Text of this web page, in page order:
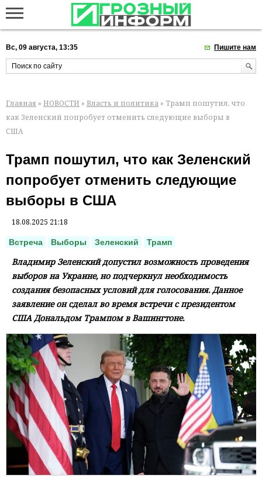
Вс, 09 августа, 13:35 Пишите нам
Главная » НОВОСТИ » Власть и политика » Трамп пошутил, что
как Зеленский попробует отменить следующие выборы в
США
Трамп пошутил, что как Зеленский
попробует отменить следующие
выборы в США
18.08.2025 21:18
Встреча Выборы Зеленский Трамп
Владимир Зеленский допустил возможность проведения
выборов на Украине, но подчеркнул необходимость
создания безопасных условий для голосования. Данное
заявление он сделал во время встречи с президентом
США Дональдом Трампом в Вашингтоне.